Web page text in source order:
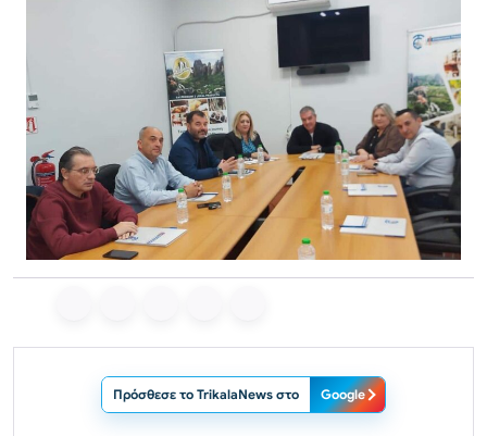
Πρόσθεσε το TrikalaNews στο Google